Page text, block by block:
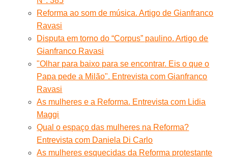
Reforma ao som de música. Artigo de Gianfranco
Ravasi
Disputa em torno do “Corpus” paulino. Artigo de
Gianfranco Ravasi
"Olhar para baixo para se encontrar. Eis o que o
Papa pede a Milão". Entrevista com Gianfranco
Ravasi
As mulheres e a Reforma. Entrevista com Lidia
Maggi
Qual o espaço das mulheres na Reforma?
Entrevista com Daniela Di Carlo
As mulheres esquecidas da Reforma protestante